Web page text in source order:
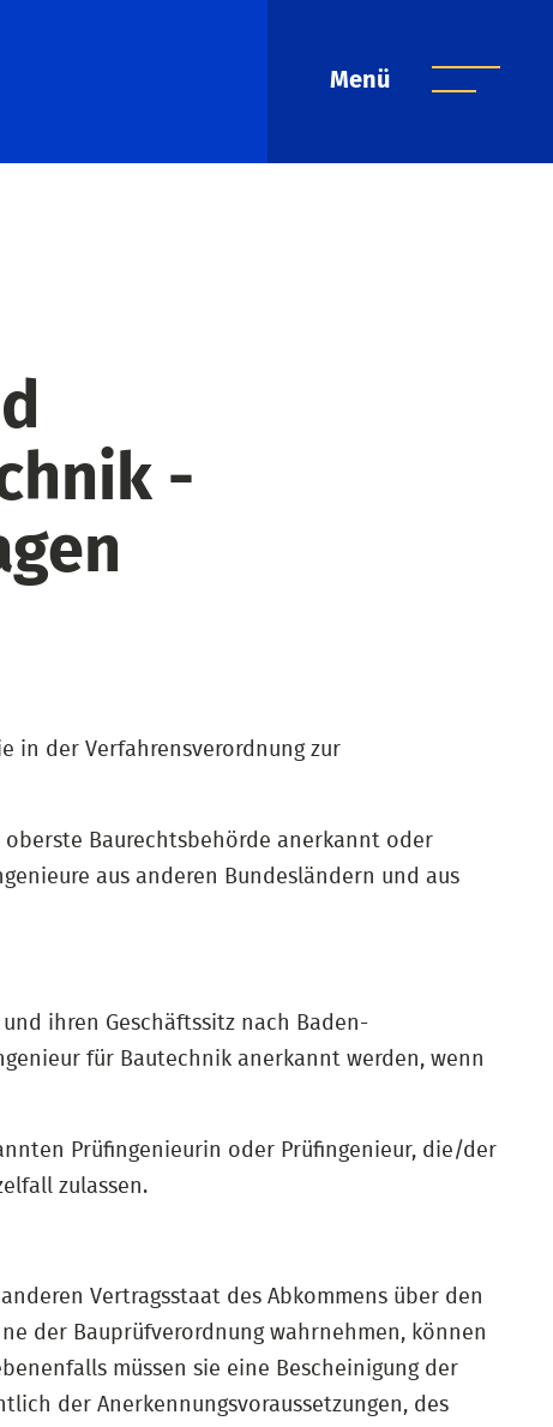
Menü
-
in der Verfahrensverordnung zur
Baurechtsbehörde anerkannt oder
aus anderen Bundesländern und aus
ihren Geschäftssitz nach Baden-
für Bautechnik anerkannt werden, wenn
Prüfingenieurin oder Prüfingenieur, die/der
zulassen.
Vertragsstaat des Abkommens über den
der Bauprüfverordnung wahrnehmen, können
müssen sie eine Bescheinigung der
der Anerkennungsvoraussetzungen, des